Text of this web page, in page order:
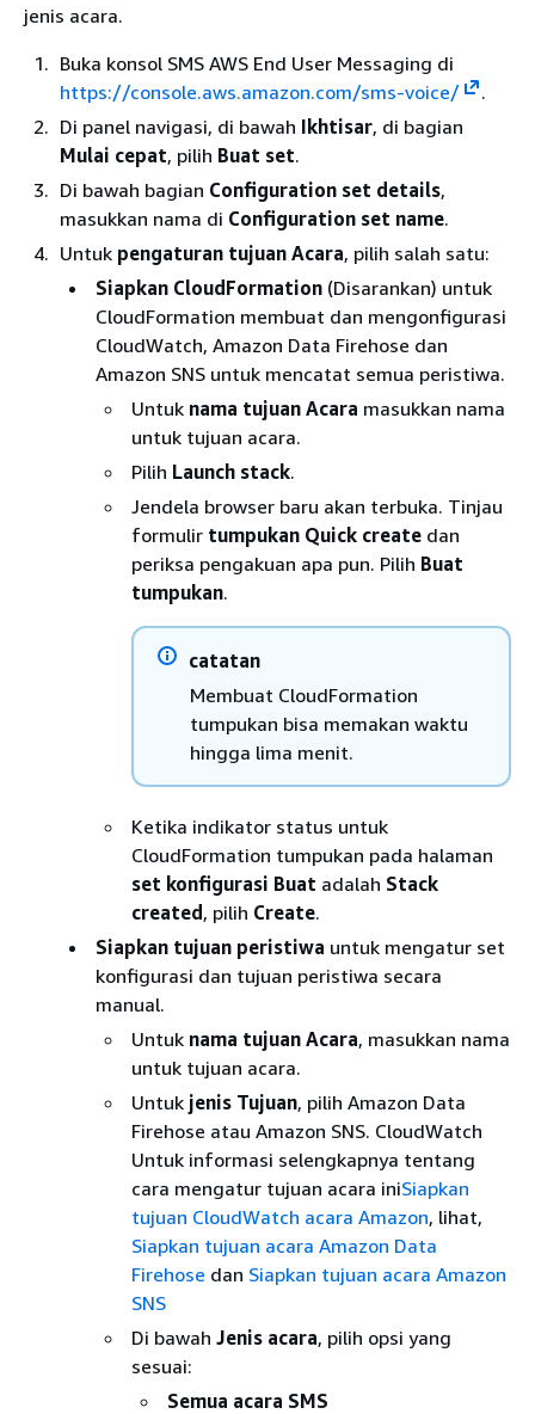
jenis acara.
Buka konsol SMS AWS End User Messaging di
https://console.aws.amazon.com/sms-voice/
.
Di panel navigasi, di bawah Ikhtisar, di bagian
Mulai cepat, pilih Buat set.
Di bawah bagian Configuration set details,
masukkan nama di Configuration set name.
Untuk pengaturan tujuan Acara, pilih salah satu:
Siapkan CloudFormation (Disarankan) untuk
CloudFormation membuat dan mengonfigurasi
CloudWatch, Amazon Data Firehose dan
Amazon SNS untuk mencatat semua peristiwa.
Untuk nama tujuan Acara masukkan nama
untuk tujuan acara.
Pilih Launch stack.
Jendela browser baru akan terbuka. Tinjau
formulir tumpukan Quick create dan
periksa pengakuan apa pun. Pilih Buat
tumpukan.
catatan
Membuat CloudFormation
tumpukan bisa memakan waktu
hingga lima menit.
Ketika indikator status untuk
CloudFormation tumpukan pada halaman
set konfigurasi Buat adalah Stack
created, pilih Create.
Siapkan tujuan peristiwa untuk mengatur set
konfigurasi dan tujuan peristiwa secara
manual.
Untuk nama tujuan Acara, masukkan nama
untuk tujuan acara.
Untuk jenis Tujuan, pilih Amazon Data
Firehose atau Amazon SNS. CloudWatch
Untuk informasi selengkapnya tentang
cara mengatur tujuan acara iniSiapkan
tujuan CloudWatch acara Amazon, lihat,
Siapkan tujuan acara Amazon Data
Firehose dan Siapkan tujuan acara Amazon
SNS
Di bawah Jenis acara, pilih opsi yang
sesuai:
Semua acara SMS